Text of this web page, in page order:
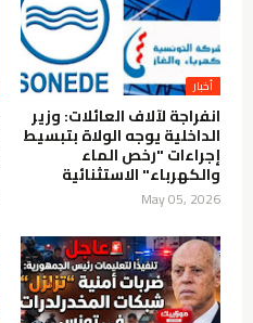
انفراجة لآلاف العائلات: وزير
الداخلية يوجه الولاة بتبسيط
إجراءات "رخص الماء
والكهرباء" الاستثنائية
May 05, 2026